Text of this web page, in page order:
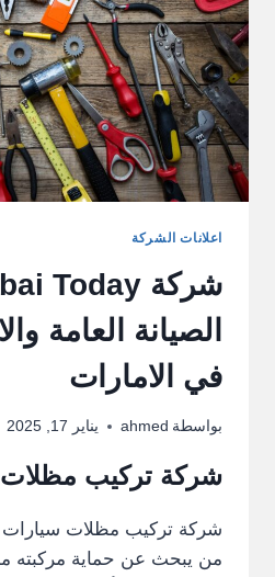
اعلانات الشركة
الصيانة العامة
في الامارات
بواسطة ahmed يناير 17, 2025
شركة تركيب
شركة تركيب مظلات سيارات
من يبحث عن حماية مركبته